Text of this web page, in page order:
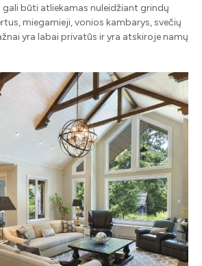
būti atliekamas nuleidžiant grindų
miegamieji, vonios kambarys, svečių
yra labai privatūs ir yra atskiroje namų